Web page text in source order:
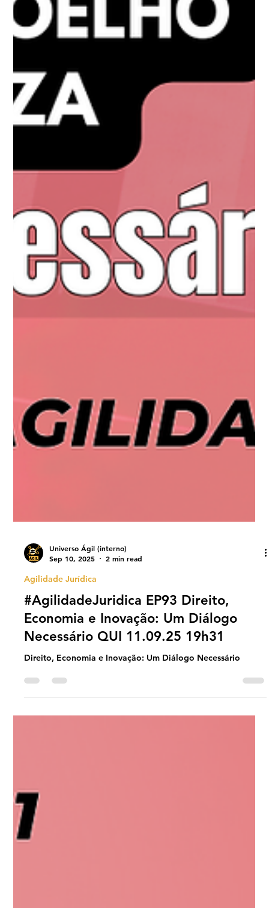
Sep 10, 2025
Agilidade Jurídica
#AgilidadeJuridica EP93 Direito,
Economia e Inovação: Um Diálogo
Necessário QUI 11.09.25 19h31
Direito, Economia e Inovação: Um Diálogo Necessário